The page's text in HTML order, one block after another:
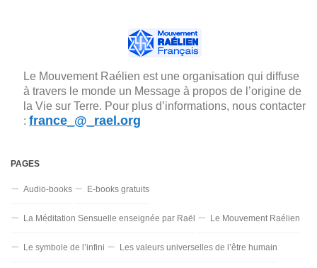
Le Mouvement Raélien est une organisation qui diffuse
à travers le monde un Message à propos de l’origine de
la Vie sur Terre. Pour plus d’informations, nous contacter
: france_@_rael.org
PAGES
Audio-books E-books gratuits
La Méditation Sensuelle enseignée par Raël Le Mouvement Raélien
Le symbole de l’infini Les valeurs universelles de l’être humain